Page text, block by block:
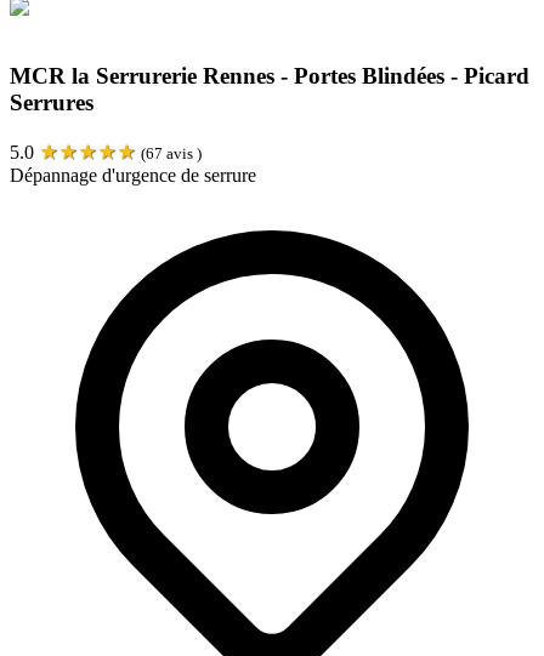
MCR la Serrurerie Rennes - Portes Blindées - Picard
Serrures
5.0 ★★★★★ (67 avis )
Dépannage d'urgence de serrure